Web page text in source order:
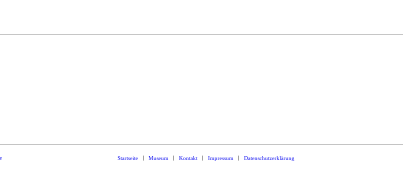
Startseite Museum Kontakt Impressum Datenschutzerklärung